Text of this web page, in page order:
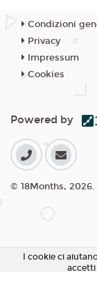
Condizioni
Privacy
Impressum
Cookies
Powered by
© 18Months,
I cookie ci
accetti